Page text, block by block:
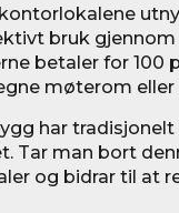
bruk gjennom
betaler for 100
møterom eller
har
Tar man bort
og bidrar til at